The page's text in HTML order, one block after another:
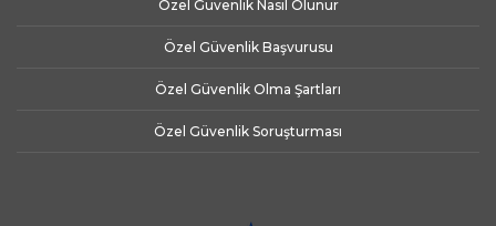
Özel Güvenlik Nasıl Olunur
Özel Güvenlik Başvurusu
Özel Güvenlik Olma Şartları
Özel Güvenlik Soruşturması